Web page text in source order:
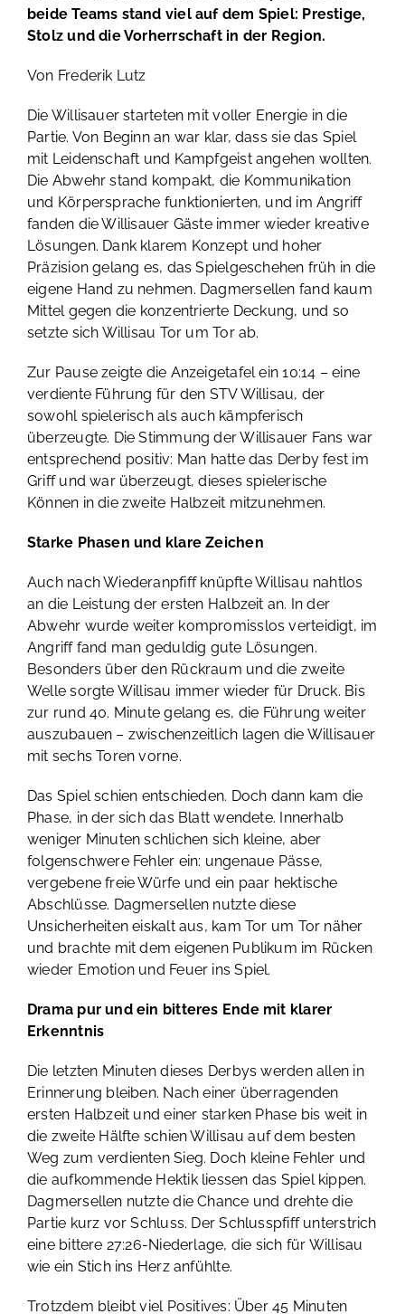
beide Teams stand viel auf dem Spiel: Prestige,
Stolz und die Vorherrschaft in der Region.
Von Frederik Lutz
Die Willisauer starteten mit voller Energie in die
Partie. Von Beginn an war klar, dass sie das Spiel
mit Leidenschaft und Kampfgeist angehen wollten.
Die Abwehr stand kompakt, die Kommunikation
und Körpersprache funktionierten, und im Angriff
fanden die Willisauer Gäste immer wieder kreative
Lösungen. Dank klarem Konzept und hoher
Präzision gelang es, das Spielgeschehen früh in die
eigene Hand zu nehmen. Dagmersellen fand kaum
Mittel gegen die konzentrierte Deckung, und so
setzte sich Willisau Tor um Tor ab.
Zur Pause zeigte die Anzeigetafel ein 10:14 – eine
verdiente Führung für den STV Willisau, der
sowohl spielerisch als auch kämpferisch
überzeugte. Die Stimmung der Willisauer Fans war
entsprechend positiv: Man hatte das Derby fest im
Griff und war überzeugt, dieses spielerische
Können in die zweite Halbzeit mitzunehmen.
Starke Phasen und klare Zeichen
Auch nach Wiederanpfiff knüpfte Willisau nahtlos
an die Leistung der ersten Halbzeit an. In der
Abwehr wurde weiter kompromisslos verteidigt, im
Angriff fand man geduldig gute Lösungen.
Besonders über den Rückraum und die zweite
Welle sorgte Willisau immer wieder für Druck. Bis
zur rund 40. Minute gelang es, die Führung weiter
auszubauen – zwischenzeitlich lagen die Willisauer
mit sechs Toren vorne.
Das Spiel schien entschieden. Doch dann kam die
Phase, in der sich das Blatt wendete. Innerhalb
weniger Minuten schlichen sich kleine, aber
folgenschwere Fehler ein: ungenaue Pässe,
vergebene freie Würfe und ein paar hektische
Abschlüsse. Dagmersellen nutzte diese
Unsicherheiten eiskalt aus, kam Tor um Tor näher
und brachte mit dem eigenen Publikum im Rücken
wieder Emotion und Feuer ins Spiel.
Drama pur und ein bitteres Ende mit klarer
Erkenntnis
Die letzten Minuten dieses Derbys werden allen in
Erinnerung bleiben. Nach einer überragenden
ersten Halbzeit und einer starken Phase bis weit in
die zweite Hälfte schien Willisau auf dem besten
Weg zum verdienten Sieg. Doch kleine Fehler und
die aufkommende Hektik liessen das Spiel kippen.
Dagmersellen nutzte die Chance und drehte die
Partie kurz vor Schluss. Der Schlusspfiff unterstrich
eine bittere 27:26-Niederlage, die sich für Willisau
wie ein Stich ins Herz anfühlte.
Trotzdem bleibt viel Positives: Über 45 Minuten